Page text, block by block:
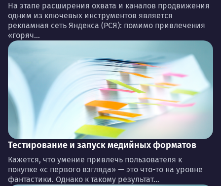
На этапе расширения охвата и каналов продвижения
одним из ключевых инструментов является
рекламная сеть Яндекса (РСЯ): помимо привлечения
«горяч...
Тестирование и запуск медийных форматов
Кажется, что умение привлечь пользователя к
покупке «с первого взгляда» — это что-то на уровне
фантастики. Однако к такому результат...